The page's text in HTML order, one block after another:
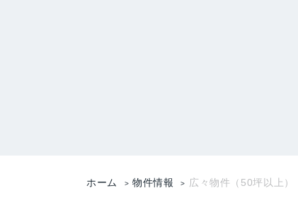
ホーム 物件情報 広々物件（50坪以上）